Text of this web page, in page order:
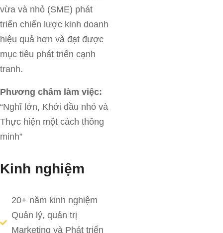
vừa và nhỏ (SME) phát
triển chiến lược kinh doanh
hiệu quả hơn và đạt được
mục tiêu phát triển cạnh
tranh.
Phương châm làm việc:
“Nghĩ lớn, Khởi đầu nhỏ và
Thực hiện một cách thông
minh”
Kinh nghiệm
20+ năm kinh nghiệm
Quản lý, quản trị
Marketing và Phát triển